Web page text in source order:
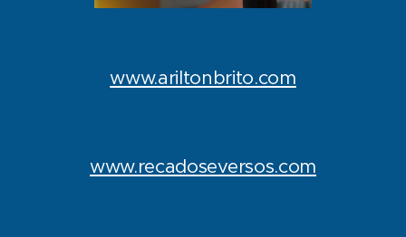
www.ariltonbrito.com
www.recadoseversos.com